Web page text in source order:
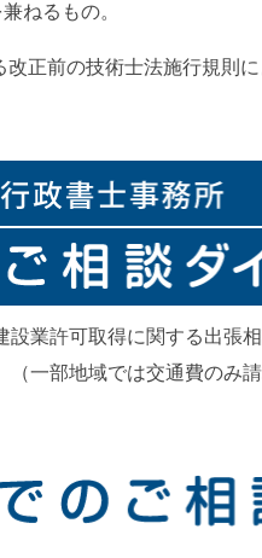
ねるもの。
正前の技術士法施行規則に
業許可取得に関する出張
一部地域では交通費のみ